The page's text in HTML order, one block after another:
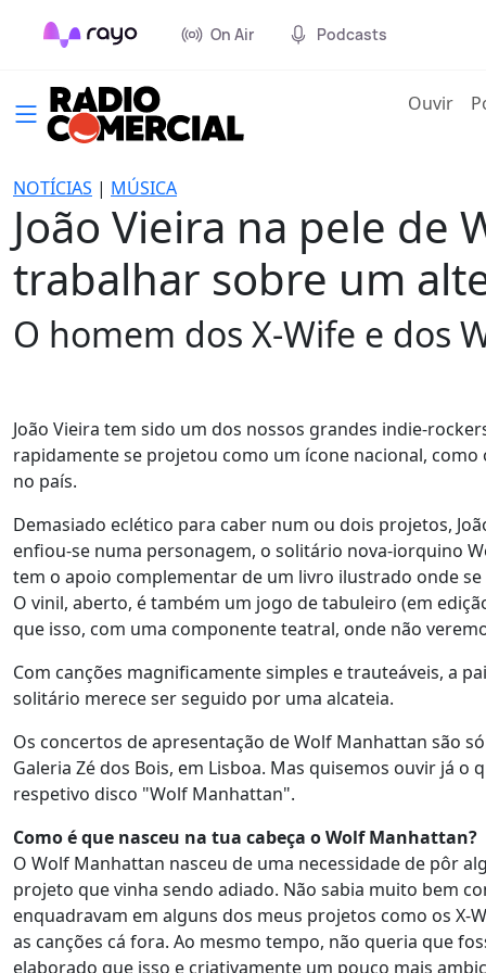
On Air Podcasts
Ouvir
NOTÍCIAS | MÚSICA
João Vieira na pele de
trabalhar sobre um
O homem dos X-Wife e dos
João Vieira tem sido um dos nossos grandes indie-
rapidamente se projetou como um ícone nacional,
no país.
Demasiado eclético para caber num ou dois projetos,
enfiou-se numa personagem, o solitário nova-iorquino
tem o apoio complementar de um livro ilustrado onde
O vinil, aberto, é também um jogo de tabuleiro (em
que isso, com uma componente teatral, onde não
Com canções magnificamente simples e trauteáveis, a
solitário merece ser seguido por uma alcateia.
Os concertos de apresentação de Wolf Manhattan são
Galeria Zé dos Bois, em Lisboa. Mas quisemos ouvir já
respetivo disco "Wolf Manhattan".
Como é que nasceu na tua cabeça o Wolf Manhattan?
O Wolf Manhattan nasceu de uma necessidade de pôr
projeto que vinha sendo adiado. Não sabia muito bem
enquadravam em alguns dos meus projetos como os
as canções cá fora. Ao mesmo tempo, não queria que
elaborado que isso e criativamente um pouco mais